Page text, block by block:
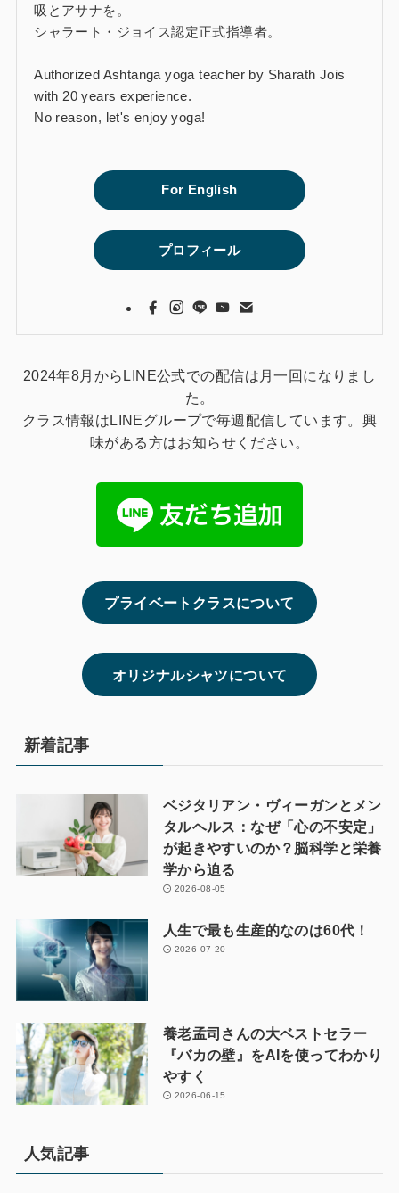
吸とアサナを。
シャラート・ジョイス認定正式指導者。
Authorized Ashtanga yoga teacher by Sharath Jois
with 20 years experience.
No reason, let's enjoy yoga!
For English
プロフィール
2024年8月からLINE公式での配信は月一回になりまし
た。
クラス情報はLINEグループで毎週配信しています。興
味がある方はお知らせください。
プライベートクラスについて
オリジナルシャツについて
新着記事
ベジタリアン・ヴィーガンとメン
タルヘルス：なぜ「心の不安定」
が起きやすいのか？脳科学と栄養
学から迫る
2026-08-05
人生で最も生産的なのは60代！
2026-07-20
養老孟司さんの大ベストセラー
『バカの壁』をAIを使ってわかり
やすく
2026-06-15
人気記事